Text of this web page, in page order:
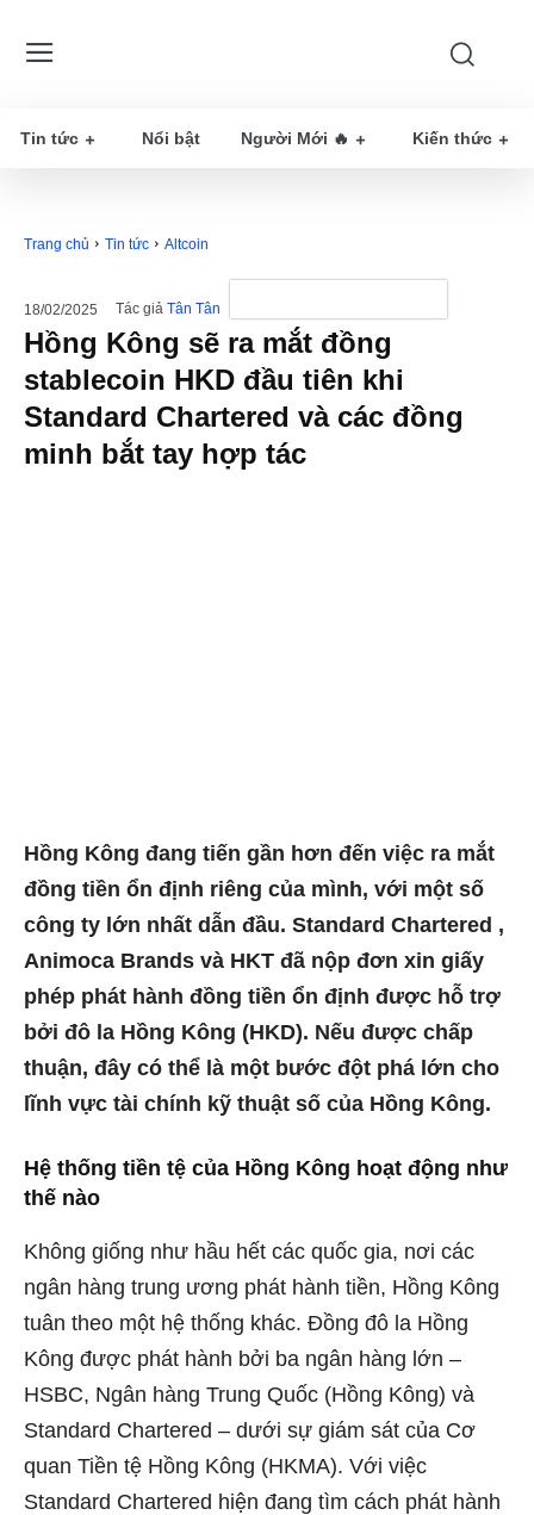
Tin tức Nổi bật Người Mới 🔥 Kiến thức
Trang chủ Tin tức Altcoin
18/02/2025 Tác giả Tân Tân
Hồng Kông sẽ ra mắt đồng
stablecoin HKD đầu tiên khi
Standard Chartered và các đồng
minh bắt tay hợp tác
Hồng Kông đang tiến gần hơn đến việc ra mắt
đồng tiền ổn định riêng của mình, với một số
công ty lớn nhất dẫn đầu. Standard Chartered ,
Animoca Brands và HKT đã nộp đơn xin giấy
phép phát hành đồng tiền ổn định được hỗ trợ
bởi đô la Hồng Kông (HKD). Nếu được chấp
thuận, đây có thể là một bước đột phá lớn cho
lĩnh vực tài chính kỹ thuật số của Hồng Kông.
Hệ thống tiền tệ của Hồng Kông hoạt động như
thế nào
Không giống như hầu hết các quốc gia, nơi các
ngân hàng trung ương phát hành tiền, Hồng Kông
tuân theo một hệ thống khác. Đồng đô la Hồng
Kông được phát hành bởi ba ngân hàng lớn –
HSBC, Ngân hàng Trung Quốc (Hồng Kông) và
Standard Chartered – dưới sự giám sát của Cơ
quan Tiền tệ Hồng Kông (HKMA). Với việc
Standard Chartered hiện đang tìm cách phát hành